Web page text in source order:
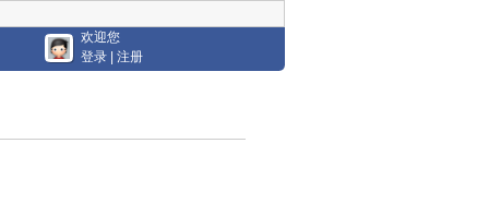
欢迎您
登录
注册